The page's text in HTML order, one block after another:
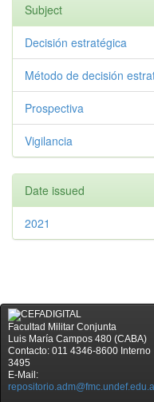
Subject
Decisión estratégica
Método de decisión
Prospectiva
Vigilancia
Date issued
2021
Facultad Militar Conjunta
Luis María Campos 480 (CABA)
Contacto: 011 4346-8600 Interno
3495
E-Mail: